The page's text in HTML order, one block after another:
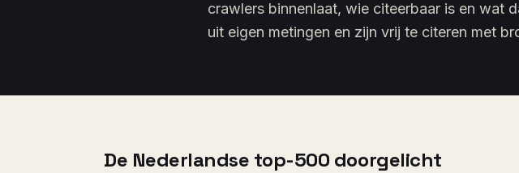
crawlers binnenlaat, wie citeerbaar is en wat
uit eigen metingen en zijn vrij te citeren met
De Nederlandse top-500 doorgelicht